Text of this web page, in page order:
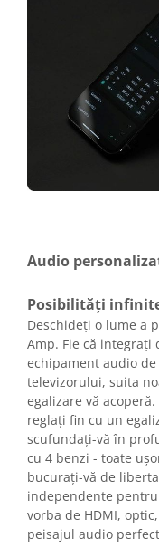
Audio
Posibilități
Deschideți o lume a
Amp. Fie că
echipament audio
televizorului, suita
egalizare vă
reglați fin cu un
scufundați-vă în
cu 4 benzi - toate
bucurați-vă de
independente
vorba de HDMI,
peisajul audio